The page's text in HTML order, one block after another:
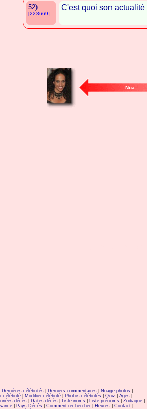
52)
[223669]
C'est quoi son actualité
Noa
Dernières célébrités Derniers commentaires Nuage photos
célébrité| Modifier célébrité| Photos célébrités| Quiz Ages|
décès Dates décès Liste noms Liste prénoms Zodiaque
Pays Décès Comment rechercher Heures Contact